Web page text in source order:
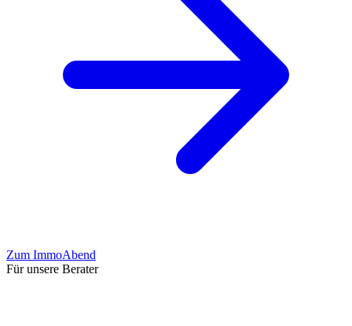
Zum ImmoAbend
Für unsere Berater